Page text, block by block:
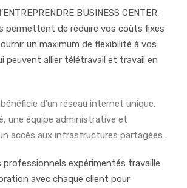
BUSINESS CENTER,
permettent de réduire vos coûts fixes
un maximum de flexibilité à vos
peuvent allier télétravail et travail en
d’un réseau internet unique,
une équipe administrative et
accès aux infrastructures partagées .
professionnels expérimentés travaille
avec chaque client pour